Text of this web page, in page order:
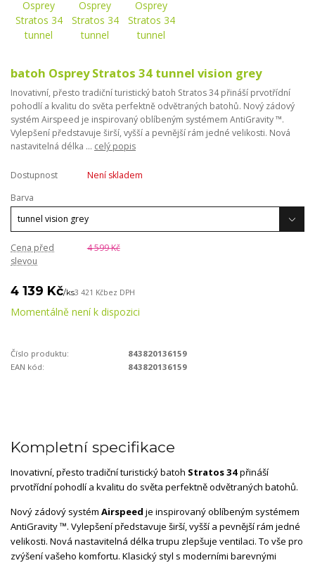
batoh Osprey Stratos 34 tunnel vision grey
Inovativní, přesto tradiční turistický batoh Stratos 34 přináší prvotřídní
pohodlí a kvalitu do světa perfektně odvětraných batohů. Nový zádový
systém Airspeed je inspirovaný oblíbeným systémem AntiGravity ™.
Vylepšení představuje širší, vyšší a pevnější rám jedné velikosti. Nová
nastavitelná délka ... celý popis
Dostupnost
Není skladem
Barva
Cena před
slevou
4 599 Kč
4 139 Kč/ks3 421 Kčbez DPH
Momentálně není k dispozici
Číslo produktu:
843820136159
EAN kód:
843820136159
Kompletní specifikace
Inovativní, přesto tradiční turistický batoh Stratos 34přináší
prvotřídní pohodlí a kvalitu do světa perfektně odvětraných batohů.
Nový zádový systém Airspeed je inspirovaný oblíbeným systémem
AntiGravity ™. Vylepšení představuje širší, vyšší a pevnější rám jedné
velikosti. Nová nastavitelná délka trupu zlepšuje ventilaci. To vše pro
zvýšení vašeho komfortu. Klasický styl s moderními barevnými